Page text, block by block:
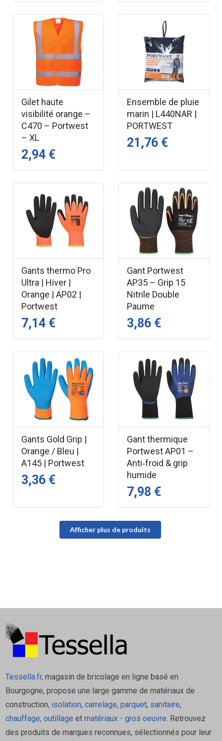
Gilet haute
visibilité orange –
C470 – Portwest
– XL
2,94 €
Ensemble de pluie
marin | L440NAR |
PORTWEST
21,76 €
Gants thermo Pro
Ultra | Hiver |
Orange | AP02 |
Portwest
7,14 €
Gant Portwest
AP35 – Grip 15
Nitrile Double
Paume
3,86 €
Gants Gold Grip |
Orange / Bleu |
A145 | Portwest
3,36 €
Gant thermique
Portwest AP01 –
Anti‑froid & grip
humide
7,98 €
Afficher plus de produits
Tessella.fr, magasin de bricolage en ligne basé en
Bourgogne, propose une large gamme de matériaux de
construction, isolation, carrelage, parquet, sanitaire,
chauffage, outillage et matériaux - gros oeuvre. Retrouvez
des produits de marques reconnues, sélectionnés pour leur